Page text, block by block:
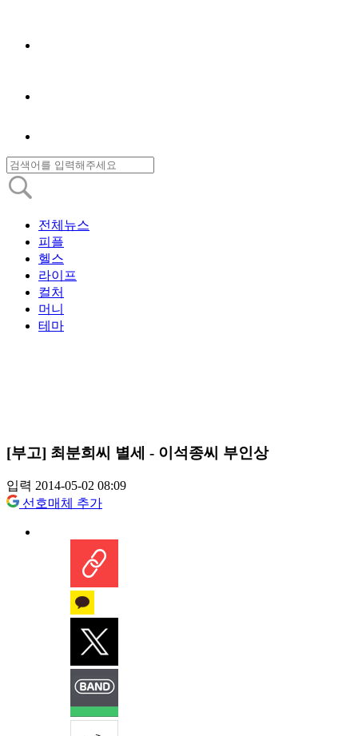
전체뉴스
피플
헬스
라이프
컬처
머니
테마
[부고] 최분희씨 별세 - 이석종씨 부인상
입력 2014-05-02 08:09
선호매체 추가